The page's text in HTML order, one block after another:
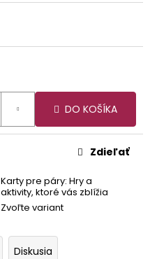
DO KOŠÍKA
Karty pre páry: Hry a
aktivity, ktoré vás zblížia
Zvoľte variant
Zdieľať
Diskusia